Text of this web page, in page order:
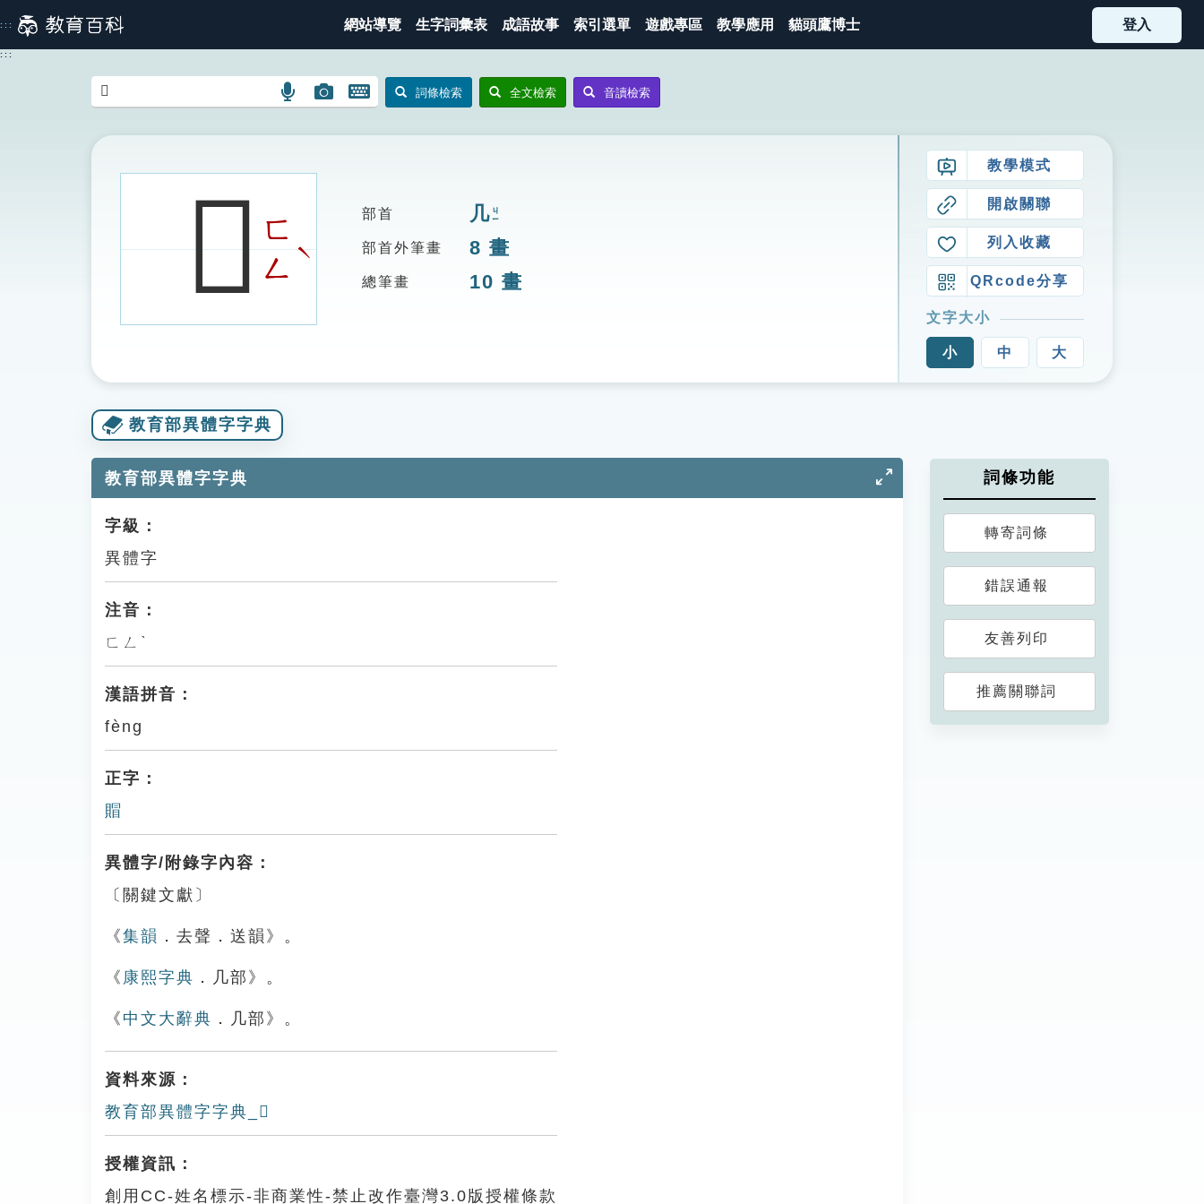
到
主
::: 網站導覽 生字詞彙表 成語故事 索引選單 遊戲專區 教學應用 貓頭鷹博士 登入
:::
語
搜
圖
圖
搜
開
鍵
詞條檢索 全文檢索 音讀檢索
𠙒ㄈ
ㄥ
ˋ
部首 几ㄐㄧ
部首外筆畫 8 畫
總筆畫 10 畫
教學模式
開啟關聯
列入收藏
QRcode分享
文字大小
小 中 大
教育部異體字字典
教育部異體字字典
字級：
異體字
注音：
ㄈㄥˋ
漢語拼音：
fèng
正字：
賵
異體字/附錄字內容：
〔關鍵文獻〕
《集韻 ．去聲．送韻》。
《 康熙字典 ．几部》。
《 中文大辭典 ．几部》。
資料來源：
教育部異體字字典_𠙒
授權資訊：
創用CC-姓名標示-非商業性-禁止改作臺灣3.0版授權條款
詞條功能
轉寄詞條
錯誤通報
友善列印
推薦關聯詞